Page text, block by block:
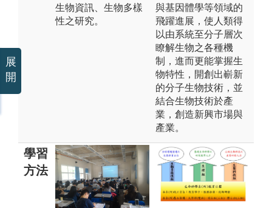
生物資訊、生物多樣
性之研究。
與基因體學等領域的
飛躍進展，使人類得
以由系統至分子層次
瞭解生物之各種機
制，進而更能掌握生
物特性，開創出嶄新
的分子生物技術，並
結合生物技術於產
業，創造新興市場與
產業。
學習
方法
展
開